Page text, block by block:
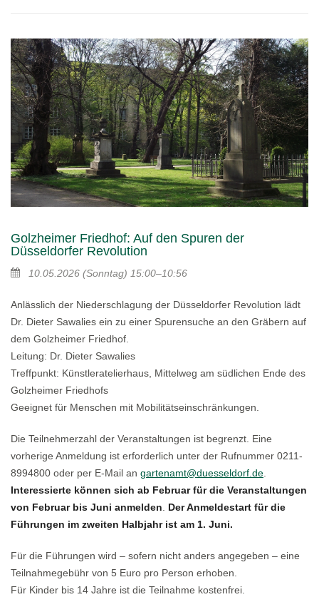
Golzheimer Friedhof: Auf den Spuren der
Düsseldorfer Revolution
10.05.2026 (Sonntag) 15:00–10:56
Anlässlich der Niederschlagung der Düsseldorfer Revolution lädt
Dr. Dieter Sawalies ein zu einer Spurensuche an den Gräbern auf
dem Golzheimer Friedhof.
Leitung: Dr. Dieter Sawalies
Treffpunkt: Künstleratelierhaus, Mittelweg am südlichen Ende des
Golzheimer Friedhofs
Geeignet für Menschen mit Mobilitätseinschränkungen.
Die Teilnehmerzahl der Veranstaltungen ist begrenzt. Eine
vorherige Anmeldung ist erforderlich unter der Rufnummer 0211-
8994800 oder per E-Mail an gartenamt@duesseldorf.de
Interessierte können sich ab Februar für die Veranstaltungen
von Februar bis Juni anmelden
Der Anmeldestart für die
Führungen im zweiten Halbjahr ist am 1. Juni.
Für die Führungen wird – sofern nicht anders angegeben – eine
Teilnahmegebühr von 5 Euro pro Person erhoben.
Für Kinder bis 14 Jahre ist die Teilnahme kostenfrei.